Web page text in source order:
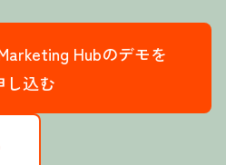
Hubのデモを
し込む